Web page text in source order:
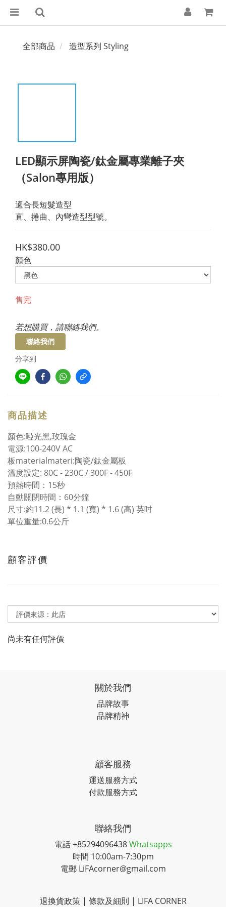
全部商品 造型系列 Styling
LED顯示屏陶瓷/鈦金屬專業離子夾
（Salon專用版）
適合長短髮造型
直、捲曲、內彎造型型號。
HK$380.00
顏色
售完
若想購買，請聯絡我們。
聯絡我們
分享到
商品描述
顏色:啞光黑,玫瑰金
電源:100-240V AC
板materialmateri:陶瓷/鈦金屬板
溫度設定: 80C - 230C / 300F - 450F
預熱時間：15秒
自動關閉時間：60分鐘
尺寸:約11.2 (長) * 1.1 (寬) * 1.6 (高) 英吋
單位重量:0.6公斤
顧客評價
尚未有任何評價
關於我們
品牌故事
品牌精神
顧客服務
運送服務方式
付款服務方式
聯絡我們
電話 +85294096438Whatsapps
時間 10:00am-7:30pm
電郵 LiFAcorner@gmail.com
退換貨政策 | 條款及細則 | LIFA CORNER